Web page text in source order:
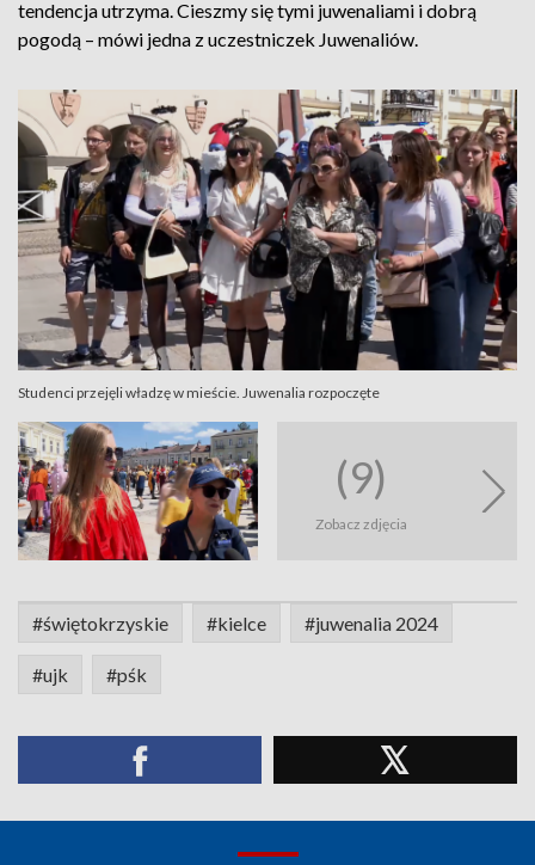
tendencja utrzyma. Cieszmy się tymi juwenaliami i dobrą
pogodą – mówi jedna z uczestniczek Juwenaliów.
Studenci przejęli władzę w mieście. Juwenalia rozpoczęte
(9)
Zobacz zdjęcia
#świętokrzyskie #kielce #juwenalia 2024
#ujk #pśk